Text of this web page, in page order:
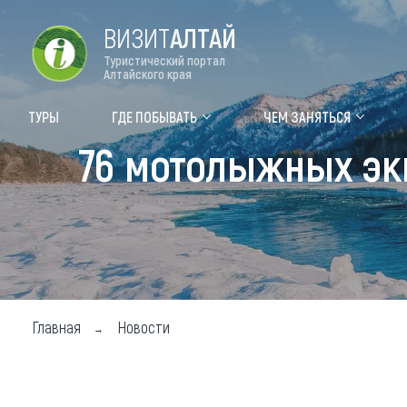
Туры Где
ВИЗИТАЛТАЙ
Туристический портал
Алтайского края
ТУРЫ ГДЕ ПОБЫВАТЬ ЧЕМ ЗАНЯТЬСЯ
76 мотолыжных
Главная Новости